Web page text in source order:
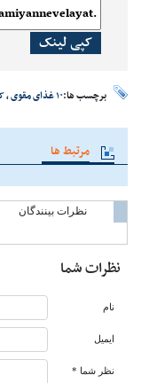
کپی لینک
برچسب ها:۱۰ غذای مقوی ،
مرتبط ها
نظرات بینندگان
نظرات شما
نام
ایمیل
نظر شما *